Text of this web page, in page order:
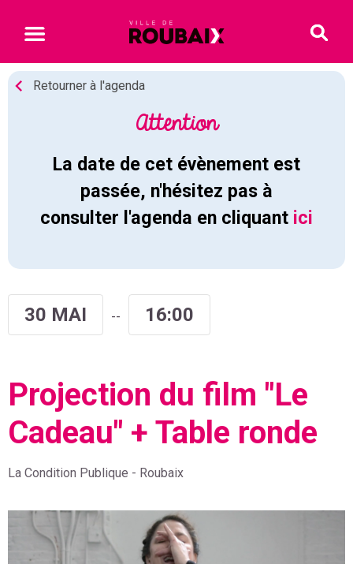
Retourner à l'agenda
Attention
La date de cet évènement est
passée, n'hésitez pas à
consulter l'agenda en cliquant ici
30 MAI -- 16:00
Projection du film "Le
Cadeau" + Table ronde
Informations détaillées sur l'événement incluant les
La Condition Publique - Roubaix